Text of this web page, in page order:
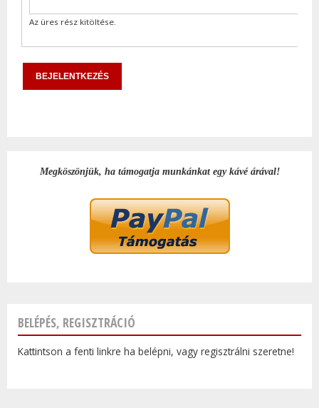
Az üres rész kitöltése.
Megköszönjük, ha támogatja munkánkat egy kávé árával!
BELÉPÉS, REGISZTRÁCIÓ
Kattintson a fenti linkre ha belépni, vagy regisztrálni szeretne!